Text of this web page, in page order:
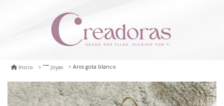
Inicio Joyas Aros gota blanco